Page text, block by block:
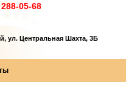
05-68
ул. Центральная Шахта, 3Б